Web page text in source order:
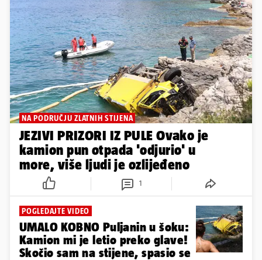
NA PODRUČJU ZLATNIH STIJENA
JEZIVI PRIZORI IZ PULE Ovako je
kamion pun otpada 'odjurio' u
more, više ljudi je ozlijeđeno
1
POGLEDAJTE VIDEO
UMALO KOBNO Puljanin u šoku:
Kamion mi je letio preko glave!
Skočio sam na stijene, spasio se